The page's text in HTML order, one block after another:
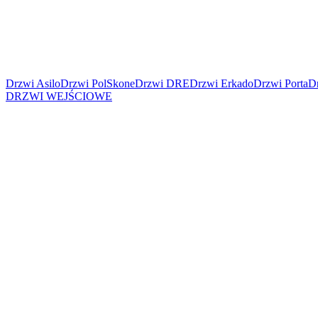
Drzwi AsiloDrzwi PolSkoneDrzwi DREDrzwi ErkadoDrzwi Porta
DRZWI WEJŚCIOWE